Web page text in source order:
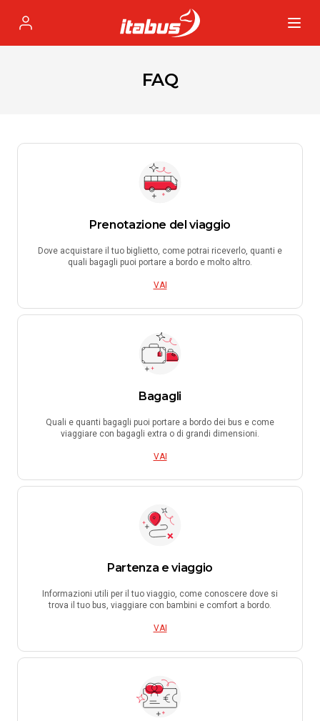
Profile
FAQ
Prenotazione del viaggio
Dove acquistare il tuo biglietto, come potrai riceverlo, quanti e
quali bagagli puoi portare a bordo e molto altro.
VAI
Bagagli
Quali e quanti bagagli puoi portare a bordo dei bus e come
viaggiare con bagagli extra o di grandi dimensioni.
VAI
Partenza e viaggio
Informazioni utili per il tuo viaggio, come conoscere dove si
trova il tuo bus, viaggiare con bambini e comfort a bordo.
VAI